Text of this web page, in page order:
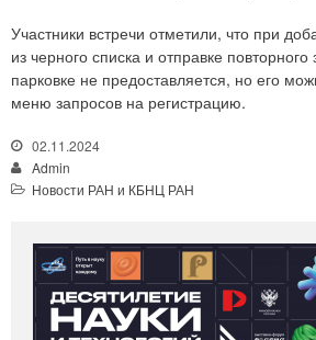
Участники встречи отметили, что при
из черного списка и отправке повторного
парковке не предоставляется, но его
меню запросов на регистрацию.
02.11.2024
Admin
Новости РАН и КБНЦ РАН